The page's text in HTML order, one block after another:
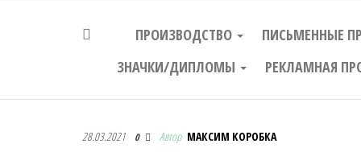
ПРОИЗВОДСТВО ПИСЬМЕННЫЕ
ЗНАЧКИ/ДИПЛОМЫ
РЕКЛАМНАЯ
Первая Украинская Сувенирная
28.03.2021 0 Автор МАКСИМ КОРОБКА